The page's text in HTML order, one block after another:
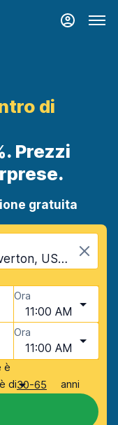
di
Prezzi
gratuita
Centro di Beaverton, Beaverton, USA - Oregon
Ora
11:00 AM
Ora
11:00 AM
è
di30-65 anni